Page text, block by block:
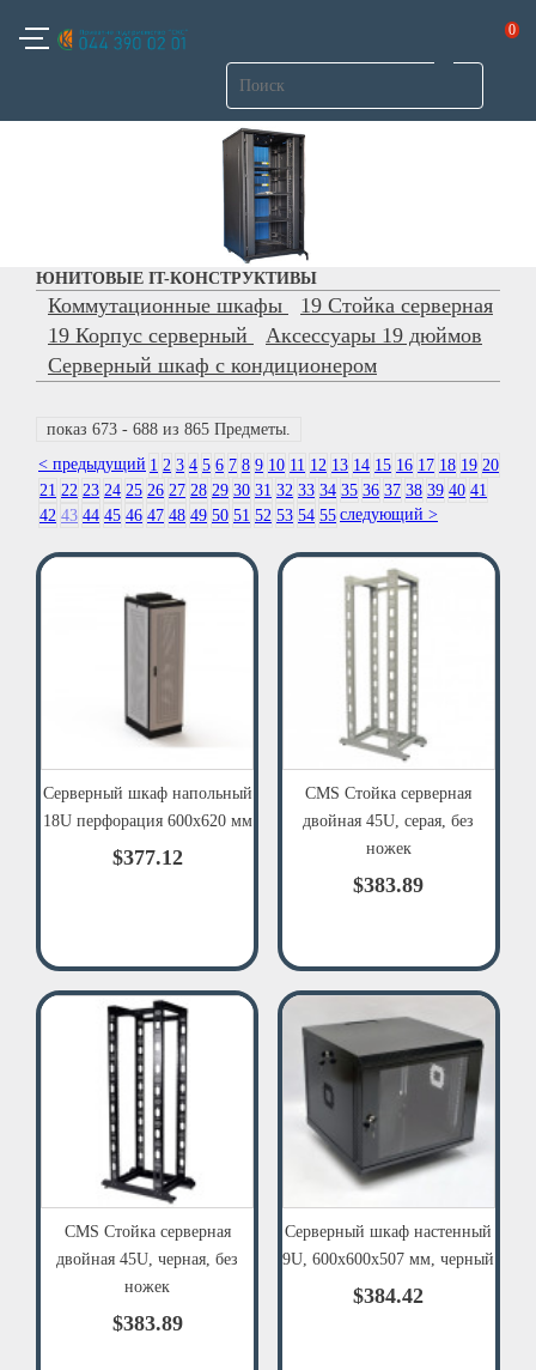
0
ЮНИТОВЫЕ IT-КОНСТРУКТИВЫ
Коммутационные шкафы
19 Стойка серверная
19 Корпус серверный
Аксессуары 19 дюймов
Серверный шкаф с кондиционером
показ 673 - 688 из 865 Предметы.
< предыдущий 1 2 3 4 5 6 7 8 9 10 11 12 13 14 15 16 17 18 19 20
21 22 23 24 25 26 27 28 29 30 31 32 33 34 35 36 37 38 39 40 41
42 43 44 45 46 47 48 49 50 51 52 53 54 55 следующий >
Серверный шкаф напольный
18U перфорация 600х620 мм
$377.12
CMS Стойка серверная
двойная 45U, серая, без
ножек
$383.89
CMS Стойка серверная
двойная 45U, черная, без
ножек
$383.89
Серверный шкаф настенный
9U, 600x600x507 мм, черный
$384.42